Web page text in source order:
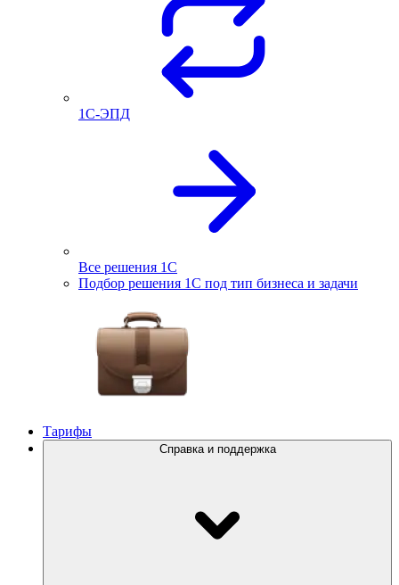
1С-ЭПД
Все решения 1С
Подбор решения 1С под тип бизнеса и задачи
Тарифы
Справка и поддержка